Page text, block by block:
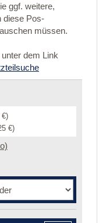
ggf. weitere,
diese Pos-
müssen.
dem Link
€)
€)